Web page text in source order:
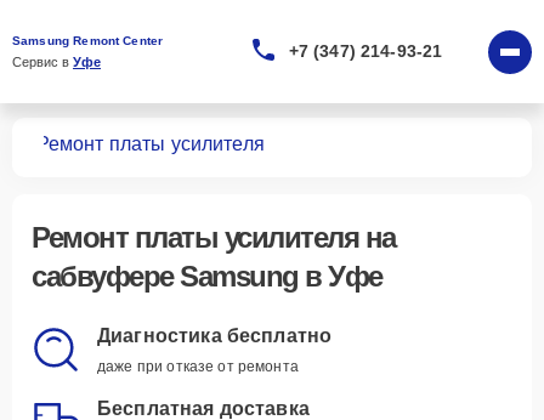
Samsung Remont Center
Сервис в Уфе
+7 (347) 214-93-21
Ремонт платы усилителя
Ремонт платы усилителяна
сабвуфере Samsung в Уфе
Диагностика бесплатно
даже при отказе от ремонта
Бесплатная доставка